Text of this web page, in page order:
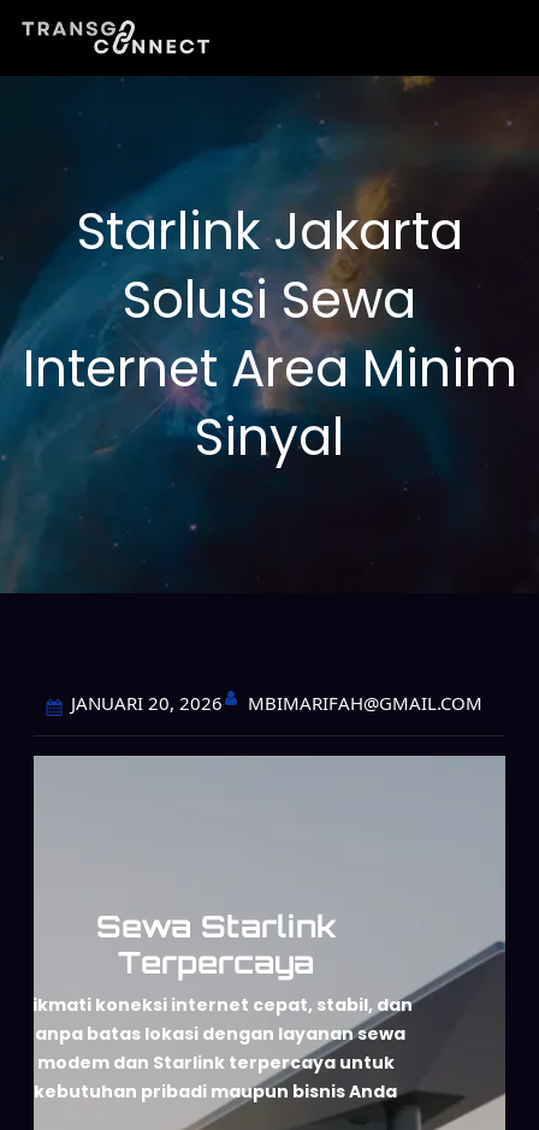
Lewati
Starlink Jakarta
Solusi Sewa
Internet Area Minim
Sinyal
JANUARI 20, 2026 MBIMARIFAH@GMAIL.COM
Sewa Starlink
Terpercaya
Nikmati koneksi internet cepat, stabil, dan
tanpa batas lokasi dengan layanan sewa
modem dan Starlink terpercaya untuk
kebutuhan pribadi maupun bisnis Anda